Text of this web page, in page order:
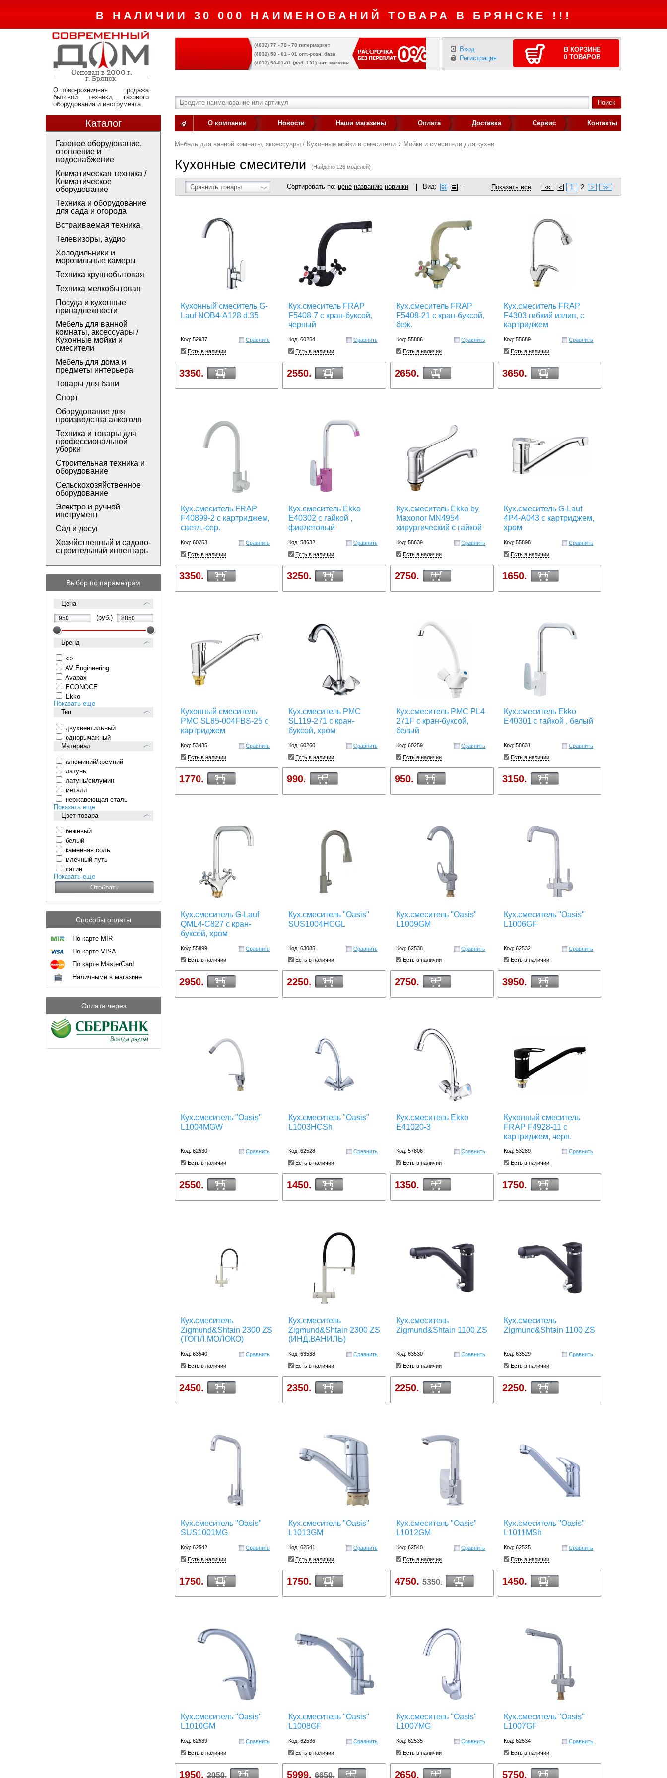
В НАЛИЧИИ 30 000 НАИМЕНОВАНИЙ ТОВАРА В БРЯНСКЕ !!!
Оптово-розничная продажа
бытовой техники, газового
оборудования и инструмента
(4832) 77 - 78 - 78 гипермаркет
(4832) 58 - 01 - 01 опт.-розн. база
(4832) 58-01-01 (доб. 131) инт. магазин
Вход
Регистрация
В КОРЗИНЕ
0 ТОВАРОВ
Каталог
Газовое оборудование,
отопление и
водоснабжение
Климатическая техника /
Климатическое
оборудование
Техника и оборудование
для сада и огорода
Встраиваемая техника
Телевизоры, аудио
Холодильники и
морозильные камеры
Техника крупнобытовая
Техника мелкобытовая
Посуда и кухонные
принадлежности
Мебель для ванной
комнаты, аксессуары /
Кухонные мойки и
смесители
Мебель для дома и
предметы интерьера
Товары для бани
Спорт
Оборудование для
производства алкоголя
Техника и товары для
профессиональной
уборки
Строительная техника и
оборудование
Сельскохозяйственное
оборудование
Электро и ручной
инструмент
Сад и досуг
Хозяйственный и садово-
строительный инвентарь
Выбор по параметрам
Цена
(руб.)
Бренд
<>
AV Engineering
Avapax
ECONOCE
Ekko
Показать еще
Тип
двухвентильный
однорычажный
Материал
алюминий/кремний
латунь
латунь/силумин
металл
нержавеющая сталь
Показать еще
Цвет товара
бежевый
белый
каменная соль
млечный путь
сатин
Показать еще
Способы оплаты
По карте MIR
По карте VISA
По карте MasterCard
Наличными в магазине
Оплата через
О компании Новости Наши магазины Оплата Доставка Сервис Контакты
Мебель для ванной комнаты, аксессуары / Кухонные мойки и смесители Мойки и смесители для кухни
Кухонные смесители (Найдено 126 моделей)
Сравнить товары Сортировать по: цене названию новинки Вид: Показать все 1 2
Кухонный смеситель G-
Lauf NOB4-A128 d.35
Код: 52937
Сравнить
Есть в наличии
3350.
Кух.смеситель FRAP
F5408-7 с кран-буксой,
черный
Код: 60254
Сравнить
Есть в наличии
2550.
Кух.смеситель FRAP
F5408-21 с кран-буксой,
беж.
Код: 55886
Сравнить
Есть в наличии
2650.
Кух.смеситель FRAP
F4303 гибкий излив, с
картриджем
Код: 55689
Сравнить
Есть в наличии
3650.
Кух.смеситель FRAP
F40899-2 с картриджем,
светл.-сер.
Код: 60253
Сравнить
Есть в наличии
3350.
Кух.смеситель Ekko
E40302 с гайкой ,
фиолетовый
Код: 58632
Сравнить
Есть в наличии
3250.
Кух.смеситель Ekko by
Maxonor MN4954
хирургический с гайкой
Код: 58639
Сравнить
Есть в наличии
2750.
Кух.смеситель G-Lauf
4P4-A043 с картриджем,
хром
Код: 55898
Сравнить
Есть в наличии
1650.
Кухонный смеситель
РМС SL85-004FBS-25 с
картриджем
Код: 53435
Сравнить
Есть в наличии
1770.
Кух.смеситель РМС
SL119-271 с кран-
буксой, хром
Код: 60260
Сравнить
Есть в наличии
990.
Кух.смеситель РМС PL4-
271F с кран-буксой,
белый
Код: 60259
Сравнить
Есть в наличии
950.
Кух.смеситель Ekko
E40301 с гайкой , белый
Код: 58631
Сравнить
Есть в наличии
3150.
Кух.смеситель G-Lauf
QML4-C827 с кран-
буксой, хром
Код: 55899
Сравнить
Есть в наличии
2950.
Кух.смеситель "Oasis"
SUS1004HCGL
Код: 63085
Сравнить
Есть в наличии
2250.
Кух.смеситель "Oasis"
L1009GM
Код: 62538
Сравнить
Есть в наличии
2750.
Кух.смеситель "Oasis"
L1006GF
Код: 62532
Сравнить
Есть в наличии
3950.
Кух.смеситель "Oasis"
L1004MGW
Код: 62530
Сравнить
Есть в наличии
2550.
Кух.смеситель "Oasis"
L1003HCSh
Код: 62528
Сравнить
Есть в наличии
1450.
Кух.смеситель Ekko
E41020-3
Код: 57806
Сравнить
Есть в наличии
1350.
Кухонный смеситель
FRAP F4928-11 с
картриджем, черн.
Код: 53289
Сравнить
Есть в наличии
1750.
Кух.смеситель
Zigmund&Shtain 2300 ZS
(ТОПЛ.МОЛОКО)
Код: 63540
Сравнить
Есть в наличии
2450.
Кух.смеситель
Zigmund&Shtain 2300 ZS
(ИНД.ВАНИЛЬ)
Код: 63538
Сравнить
Есть в наличии
2350.
Кух.смеситель
Zigmund&Shtain 1100 ZS
Код: 63530
Сравнить
Есть в наличии
2250.
Кух.смеситель
Zigmund&Shtain 1100 ZS
Код: 63529
Сравнить
Есть в наличии
2250.
Кух.смеситель "Oasis"
SUS1001MG
Код: 62542
Сравнить
Есть в наличии
1750.
Кух.смеситель "Oasis"
L1013GM
Код: 62541
Сравнить
Есть в наличии
1750.
Кух.смеситель "Oasis"
L1012GM
Код: 62540
Сравнить
Есть в наличии
4750. 5350.
Кух.смеситель "Oasis"
L1011MSh
Код: 62525
Сравнить
Есть в наличии
1450.
Кух.смеситель "Oasis"
L1010GM
Код: 62539
Сравнить
Есть в наличии
1950. 2050.
Кух.смеситель "Oasis"
L1008GF
Код: 62536
Сравнить
Есть в наличии
5999. 6650.
Кух.смеситель "Oasis"
L1007MG
Код: 62535
Сравнить
Есть в наличии
2650.
Кух.смеситель "Oasis"
L1007GF
Код: 62534
Сравнить
Есть в наличии
5750.